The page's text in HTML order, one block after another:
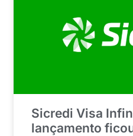
Sicredi Visa
lançamento